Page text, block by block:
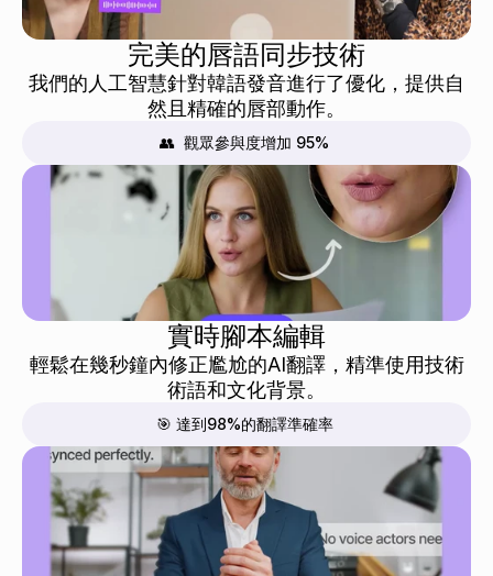
完美的唇語同步技術
我們的人工智慧針對韓語發音進行了優化，提供自
然且精確的唇部動作。
👥  觀眾參與度增加 95%
實時腳本編輯
輕鬆在幾秒鐘內修正尷尬的AI翻譯，精準使用技術
術語和文化背景。
🎯 達到98%的翻譯準確率